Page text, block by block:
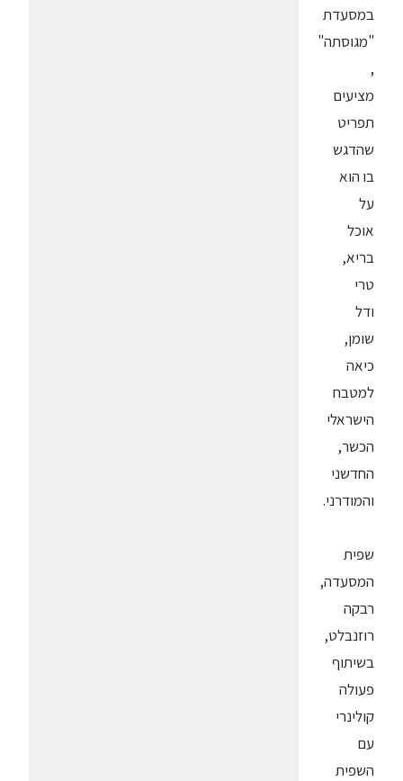
במסעדת
"מגוסתה"
,
מציעים
תפריט
שהדגש
בו הוא
על
אוכל
בריא,
טרי
ודל
שומן,
כיאה
למטבח
הישראלי
הכשר,
החדשני
והמודרני.
שפית
המסעדה,
רבקה
רוזנבלט,
בשיתוף
פעולה
קולינרי
עם
השפית